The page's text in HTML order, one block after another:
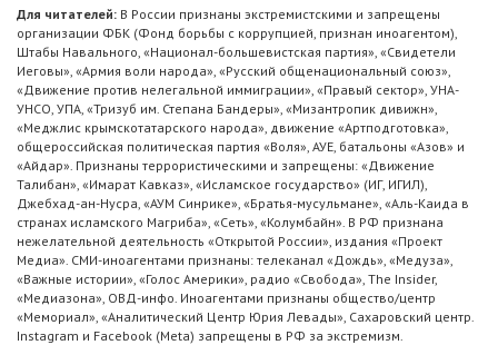
Для читателей: В России признаны экстремистскими и запрещены
организации ФБК (Фонд борьбы с коррупцией, признан иноагентом),
Штабы Навального, «Национал-большевистская партия», «Свидетели
Иеговы», «Армия воли народа», «Русский общенациональный союз»,
«Движение против нелегальной иммиграции», «Правый сектор», УНА-
УНСО, УПА, «Тризуб им. Степана Бандеры», «Мизантропик дивижн»,
«Меджлис крымскотатарского народа», движение «Артподготовка»,
общероссийская политическая партия «Воля», АУЕ, батальоны «Азов» и
«Айдар». Признаны террористическими и запрещены: «Движение
Талибан», «Имарат Кавказ», «Исламское государство» (ИГ, ИГИЛ),
Джебхад-ан-Нусра, «АУМ Синрике», «Братья-мусульмане», «Аль-Каида в
странах исламского Магриба», «Сеть», «Колумбайн». В РФ признана
нежелательной деятельность «Открытой России», издания «Проект
Медиа». СМИ-иноагентами признаны: телеканал «Дождь», «Медуза»,
«Важные истории», «Голос Америки», радио «Свобода», The Insider,
«Медиазона», ОВД-инфо. Иноагентами признаны общество/центр
«Мемориал», «Аналитический Центр Юрия Левады», Сахаровский центр.
Instagram и Facebook (Metа) запрещены в РФ за экстремизм.